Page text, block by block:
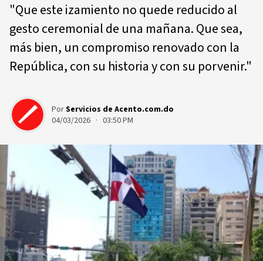
"Que este izamiento no quede reducido al
gesto ceremonial de una mañana. Que sea,
más bien, un compromiso renovado con la
República, con su historia y con su porvenir."
PorServicios de Acento.com.do
04/03/2026 · 03:50 PM